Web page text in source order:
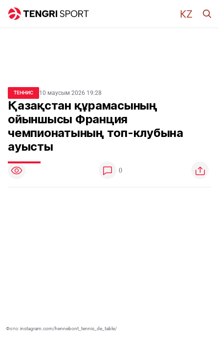
ТЕННИС 10 маусым 2026 19:28
Қазақстан құрамасының
ойыншысы Франция
чемпионатының топ-клубына
ауысты
0
Фото: instagram.com/hennebont_tennis_de_table/